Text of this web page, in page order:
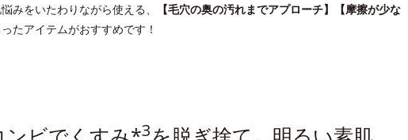
みをいたわりながら使える、
【毛穴の奥の汚れまでアプローチ】【摩擦が少な
たアイテムがおすすめです！
3